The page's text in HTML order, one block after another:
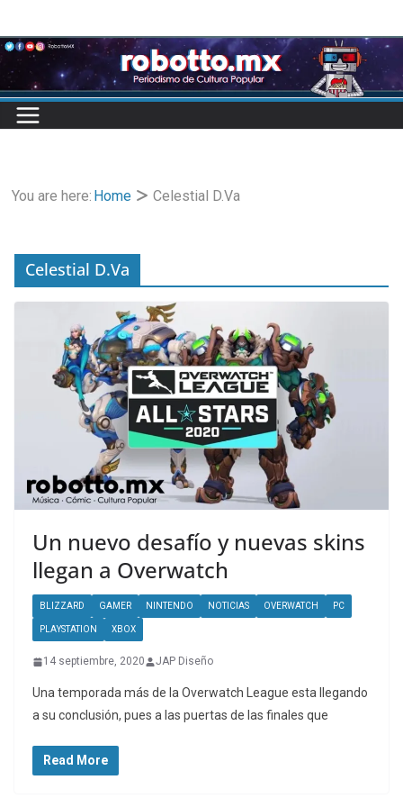
to
content
You are here: Home Celestial D.Va
Celestial D.Va
Un nuevo desafío y nuevas skins
llegan a Overwatch
BLIZZARD GAMER NINTENDO NOTICIAS OVERWATCH PC
PLAYSTATION XBOX
14 septiembre, 2020 JAP Diseño
Una temporada más de la Overwatch League esta llegando
a su conclusión, pues a las puertas de las finales que
Read More